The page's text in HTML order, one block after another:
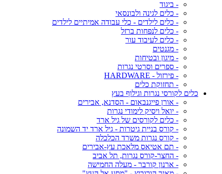
- ביגוד
- כלים לגינה ולבונסאי
- כלים לילדים - כלי עבודה אמיתיים לילדים
- כלים לנפחות ברזל
- כלים לעיבוד עור
- מגנטים
- מיגון ובטיחות
- ספרים וסרטי נגרות
- פירזול - HARDWARE
- תחזוקת כלים
כלים לקורסי נגרות וגילוף בעץ
- אורן פייגנבאום - הסדנא, אבירים
- יואל ויסיק לימודי נגרות
- כלים לקורסים של גיל ארד
- קורס בניית גיטרות - גיל ארד יד השמונה
- קורס נגרות משרד הכלכלה
- תם אטיאס מלאכת עץ-אבירים
- החצר-קורס נגרות, תל אביב
- ארנון קורבר - מעלה החמישה